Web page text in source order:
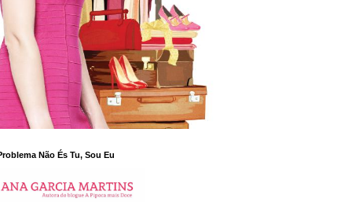
Não És Tu, Sou Eu